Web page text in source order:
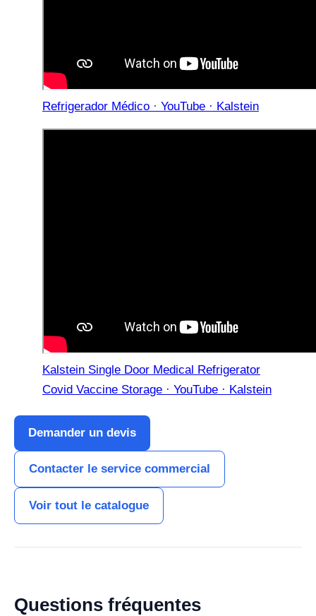
Refrigerador Médico · YouTube · Kalstein
Kalstein Single Door Medical Refrigerator
Covid Vaccine Storage · YouTube · Kalstein
Demander un devis
Contacter le service commercial
Voir tout le catalogue
Questions fréquentes